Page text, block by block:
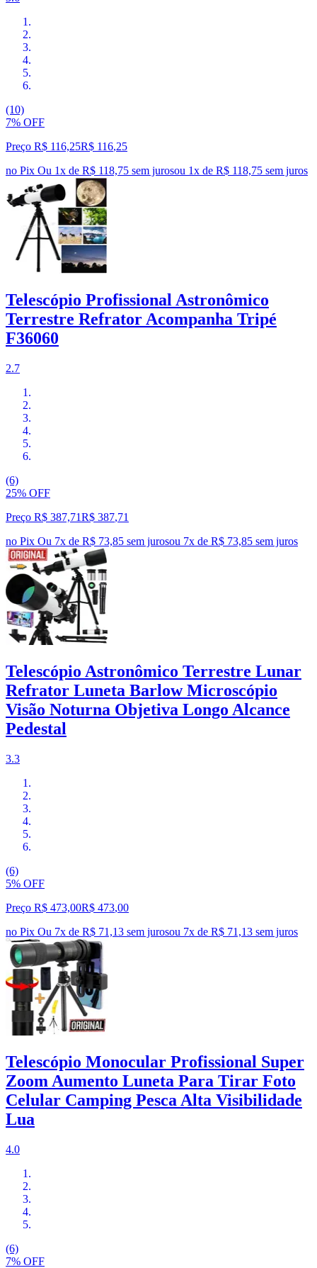
(10)
7% OFF
Preço R$ 116,25R$ 116,25
no Pix Ou 1x de R$ 118,75 sem jurosou 1x de R$ 118,75 sem juros
Telescópio Profissional Astronômico
Terrestre Refrator Acompanha Tripé
F36060
2.7
(6)
25% OFF
Preço R$ 387,71R$ 387,71
no Pix Ou 7x de R$ 73,85 sem jurosou 7x de R$ 73,85 sem juros
Telescópio Astronômico Terrestre Lunar
Refrator Luneta Barlow Microscópio
Visão Noturna Objetiva Longo Alcance
Pedestal
3.3
(6)
5% OFF
Preço R$ 473,00R$ 473,00
no Pix Ou 7x de R$ 71,13 sem jurosou 7x de R$ 71,13 sem juros
Telescópio Monocular Profissional Super
Zoom Aumento Luneta Para Tirar Foto
Celular Camping Pesca Alta Visibilidade
Lua
4.0
(6)
7% OFF